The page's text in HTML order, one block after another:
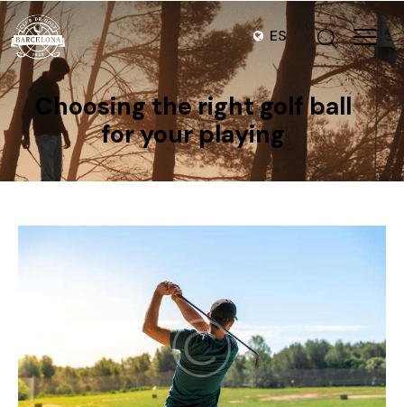
ES
Choosing the right golf ball
for your playing